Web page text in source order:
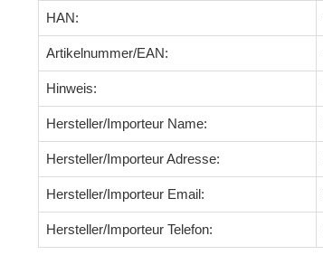
HAN:
Artikelnummer/EAN:
Hinweis:
Hersteller/Importeur Name:
Hersteller/Importeur Adresse:
Hersteller/Importeur Email:
Hersteller/Importeur Telefon: